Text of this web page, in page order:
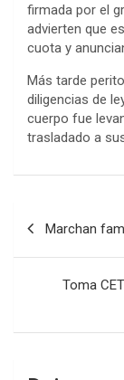
firmada por el
advierten que
cuota y
Más tarde
diligencias de
cuerpo fue
trasladado a
Marchan
Toma